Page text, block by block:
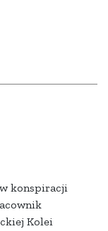
w konspiracji
Kolei